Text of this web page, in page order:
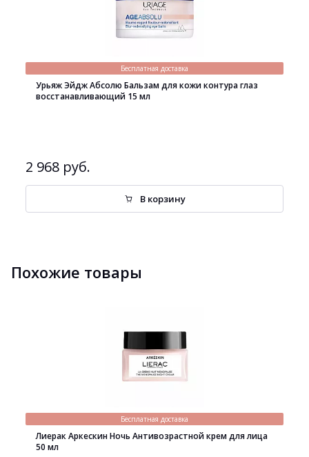
Бесплатная доставка
Урьяж Эйдж Абсолю Бальзам для кожи контура глаз
восстанавливающий 15 мл
2 968 руб.
В корзину
Похожие товары
Бесплатная доставка
Лиерак Аркескин Ночь Антивозрастной крем для лица
50 мл